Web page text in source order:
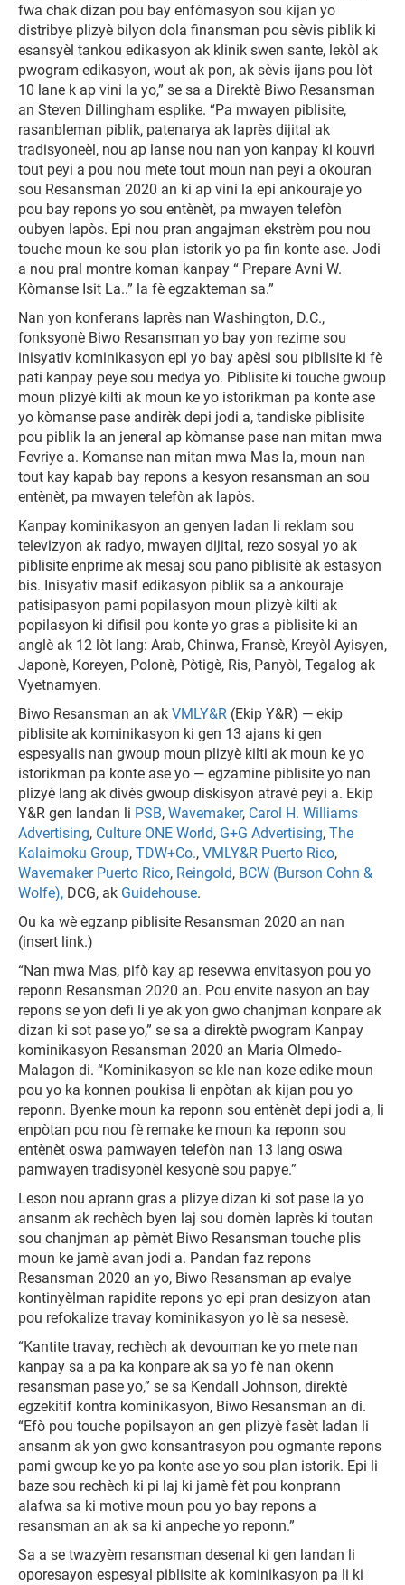
fwa chak dizan pou bay enfòmasyon sou kijan yo
distribye plizyè bilyon dola finansman pou sèvis piblik ki
esansyèl tankou edikasyon ak klinik swen sante, lekòl ak
pwogram edikasyon, wout ak pon, ak sèvis ijans pou lòt
10 lane k ap vini la yo,” se sa a Direktè Biwo Resansman
an Steven Dillingham esplike. “Pa mwayen piblisite,
rasanbleman piblik, patenarya ak laprès dijital ak
tradisyoneèl, nou ap lanse nou nan yon kanpay ki kouvri
tout peyi a pou nou mete tout moun nan peyi a okouran
sou Resansman 2020 an ki ap vini la epi ankouraje yo
pou bay repons yo sou entènèt, pa mwayen telefòn
oubyen lapòs. Epi nou pran angajman ekstrèm pou nou
touche moun ke sou plan istorik yo pa fin konte ase. Jodi
a nou pral montre koman kanpay “ Prepare Avni W.
Kòmanse Isit La..” la fè egzakteman sa.”
Nan yon konferans laprès nan Washington, D.C.,
fonksyonè Biwo Resansman yo bay yon rezime sou
inisyativ kominikasyon epi yo bay apèsi sou piblisite ki fè
pati kanpay peye sou medya yo. Piblisite ki touche gwoup
moun plizyè kilti ak moun ke yo istorikman pa konte ase
yo kòmanse pase andirèk depi jodi a, tandiske piblisite
pou piblik la an jeneral ap kòmanse pase nan mitan mwa
Fevriye a. Komanse nan mitan mwa Mas la, moun nan
tout kay kapab bay repons a kesyon resansman an sou
entènèt, pa mwayen telefòn ak lapòs.
Kanpay kominikasyon an genyen ladan li reklam sou
televizyon ak radyo, mwayen dijital, rezo sosyal yo ak
piblisite enprime ak mesaj sou pano piblisitè ak estasyon
bis. Inisyativ masif edikasyon piblik sa a ankouraje
patisipasyon pami popilasyon moun plizyè kilti ak
popilasyon ki difisil pou konte yo gras a piblisite ki an
anglè ak 12 lòt lang: Arab, Chinwa, Fransè, Kreyòl Ayisyen,
Japonè, Koreyen, Polonè, Pòtigè, Ris, Panyòl, Tegalog ak
Vyetnamyen.
Biwo Resansman an ak VMLY&R (Ekip Y&R) — ekip
piblisite ak kominikasyon ki gen 13 ajans ki gen
espesyalis nan gwoup moun plizyè kilti ak moun ke yo
istorikman pa konte ase yo — egzamine piblisite yo nan
plizyè lang ak divès gwoup diskisyon atravè peyi a. Ekip
Y&R gen landan li PSB, Wavemaker, Carol H. Williams
Advertising, Culture ONE World, G+G Advertising, The
Kalaimoku Group, TDW+Co., VMLY&R Puerto Rico,
Wavemaker Puerto Rico, Reingold, BCW (Burson Cohn &
Wolfe), DCG, ak Guidehouse.
Ou ka wè egzanp piblisite Resansman 2020 an nan
(insert link.)
“Nan mwa Mas, pifò kay ap resevwa envitasyon pou yo
reponn Resansman 2020 an. Pou envite nasyon an bay
repons se yon defi li ye ak yon gwo chanjman konpare ak
dizan ki sot pase yo,” se sa a direktè pwogram Kanpay
kominikasyon Resansman 2020 an Maria Olmedo-
Malagon di. “Kominikasyon se kle nan koze edike moun
pou yo ka konnen poukisa li enpòtan ak kijan pou yo
reponn. Byenke moun ka reponn sou entènèt depi jodi a, li
enpòtan pou nou fè remake ke moun ka reponn sou
entènèt oswa pamwayen telefòn nan 13 lang oswa
pamwayen tradisyonèl kesyonè sou papye.”
Leson nou aprann gras a plizye dizan ki sot pase la yo
ansanm ak rechèch byen laj sou domèn laprès ki toutan
sou chanjman ap pèmèt Biwo Resansman touche plis
moun ke jamè avan jodi a. Pandan faz repons
Resansman 2020 an yo, Biwo Resansman ap evalye
kontinyèlman rapidite repons yo epi pran desizyon atan
pou refokalize travay kominikasyon yo lè sa nesesè.
“Kantite travay, rechèch ak devouman ke yo mete nan
kanpay sa a pa ka konpare ak sa yo fè nan okenn
resansman pase yo,” se sa Kendall Johnson, direktè
egzekitif kontra kominikasyon, Biwo Resansman an di.
“Efò pou touche popilsayon an gen plizyè fasèt ladan li
ansanm ak yon gwo konsantrasyon pou ogmante repons
pami gwoup ke yo pa konte ase yo sou plan istorik. Epi li
baze sou rechèch ki pi laj ki jamè fèt pou konprann
alafwa sa ki motive moun pou yo bay repons a
resansman an ak sa ki anpeche yo reponn.”
Sa a se twazyèm resansman desenal ki gen landan li
oporesayon espesyal piblisite ak kominikasyon pa li ki